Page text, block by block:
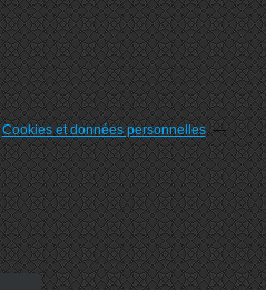
Cookies et données personnelles